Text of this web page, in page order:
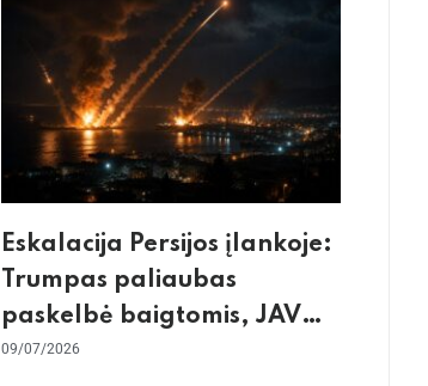
Eskalacija Persijos įlankoje:
Trumpas paliaubas
paskelbė baigtomis, JAV
sunaikino 90 karinių taikinių
09/07/2026